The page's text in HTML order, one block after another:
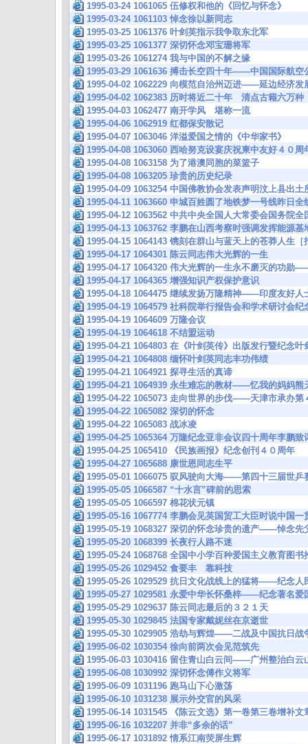
1995-03-24 1061065 伍修权和他的《回忆与怀念》
1995-03-24 1061103 悼念徐以新同志
1995-03-25 1061376 叶剑英指示我争取东北军
1995-03-25 1061377 深切怀念邓宝珊将军
1995-03-26 1061274 我与中国的不解之缘
1995-03-29 1061636 搏击长空四十年——中国国际航空
1995-04-02 1062229 向模范自治州迈进——延边经济发
1995-04-02 1062383 历时将近二十年 清点古籍六万种
1995-04-03 1062477 南开学风 堪称一流
1995-04-06 1062919 红都保安散记
1995-04-07 1063046 洋溢爱国之情的《中华家书》
1995-04-08 1063060 西哈努克设宴庆祝柬中友好４０周
1995-04-08 1063158 为了港澳同胞的菜篮子
1995-04-08 1063205 珍贵的历史纪录
1995-04-09 1063254 中国佛教协会发表声明汶上县出土
1995-04-11 1063660 申城百姓圆了地铁梦一号线昨日
1995-04-12 1063562 中共中央全国人大常委会国务院
1995-04-13 1063762 李鹏在山西考察时强调发挥能源基
1995-04-15 1064143 镌刻在群山与蓝天上的苍莽人生
1995-04-17 1064301 陈云同志伟大光辉的一生
1995-04-17 1064320 伟大光辉的一生永不磨灭的功勋
1995-04-17 1064365 增强知识产权保护意识
1995-04-18 1064475 继续发扬万隆精神——印度友好人
1995-04-19 1064579 社科院举行报告会和学术研讨会纪
1995-04-19 1064609 万隆会议
1995-04-19 1064618 不结盟运动
1995-04-21 1064803 在《叶剑英传》出版发行暨纪念
1995-04-21 1064808 缅怀叶剑英同志丰功伟绩
1995-04-21 1064921 探寻生活的真谛
1995-04-21 1064939 永生难忘的教材——忆我的妈妈熊
1995-04-22 1065073 走向世界的步伐——天津市承办第
1995-04-22 1065082 深切的怀念
1995-04-22 1065083 战冰凌
1995-04-25 1065364 万隆纪念亚非会议四十周年李鹏致
1995-04-25 1065410 《民族画报》纪念创刊４０周年
1995-04-27 1065688 康世恩同志生平
1995-05-01 1066075 驭风驶向大海——第四十三届世乒
1995-05-05 1066587 “十水言”碑前的思索
1995-05-05 1066597 棉花状元镇
1995-05-16 1067774 李鹏会见英国贸工大臣时说中国
1995-05-19 1068327 深切的怀念珍贵的遗产——悼念先
1995-05-20 1068399 长夜行人路不迷
1995-05-24 1068768 全国中小学百种爱国主义教育图书
1995-05-26 1029452 食要丰 靠科技
1995-05-26 1029529 抗日文化战线上的猛将——纪念人
1995-05-27 1029581 永爱中华长怀桑梓——纪念著名爱
1995-05-29 1029637 陈云同志最后的３２１天
1995-05-30 1029845 法国专家戴妮丝在京逝世
1995-05-30 1029905 浩劫与辉煌——二战及中国抗日战
1995-06-02 1030354 徐向前两次会见范筑先
1995-06-03 1030416 留住青山白云间——广州整治白云
1995-06-08 1030992 深切怀念傅作义将军
1995-06-09 1031196 跑马山下心激荡
1995-06-10 1031238 展示外交官的风采
1995-06-14 1031545 《陈云文选》第一卷第三卷增补文
1995-06-16 1032207 并非“多余的话”
1995-06-17 1031892 情系江南荧屏生辉